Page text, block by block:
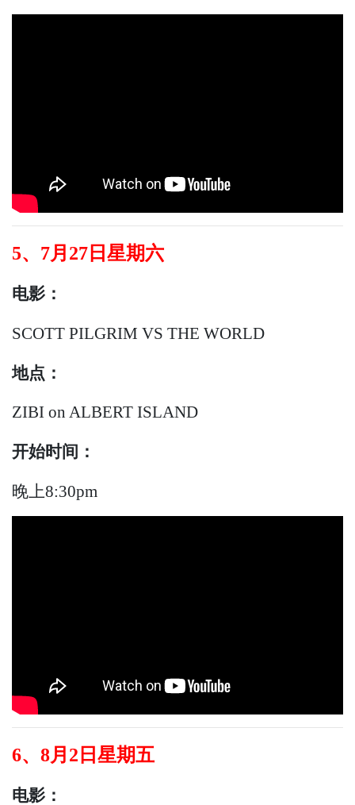
5、7月27日星期六
电影：
SCOTT PILGRIM VS THE WORLD
地点：
ZIBI on ALBERT ISLAND
开始时间：
晚上8:30pm
6、8月2日星期五
电影：